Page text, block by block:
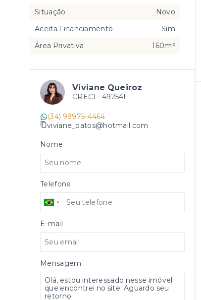
Situação
Novo
Aceita Financiamento
Sim
Área Privativa
160m²
Viviane Queiroz
CRECI - 49254F
(34) 99975-4464
viviane_patos@hotmail.com
Nome
Telefone
E-mail
Mensagem